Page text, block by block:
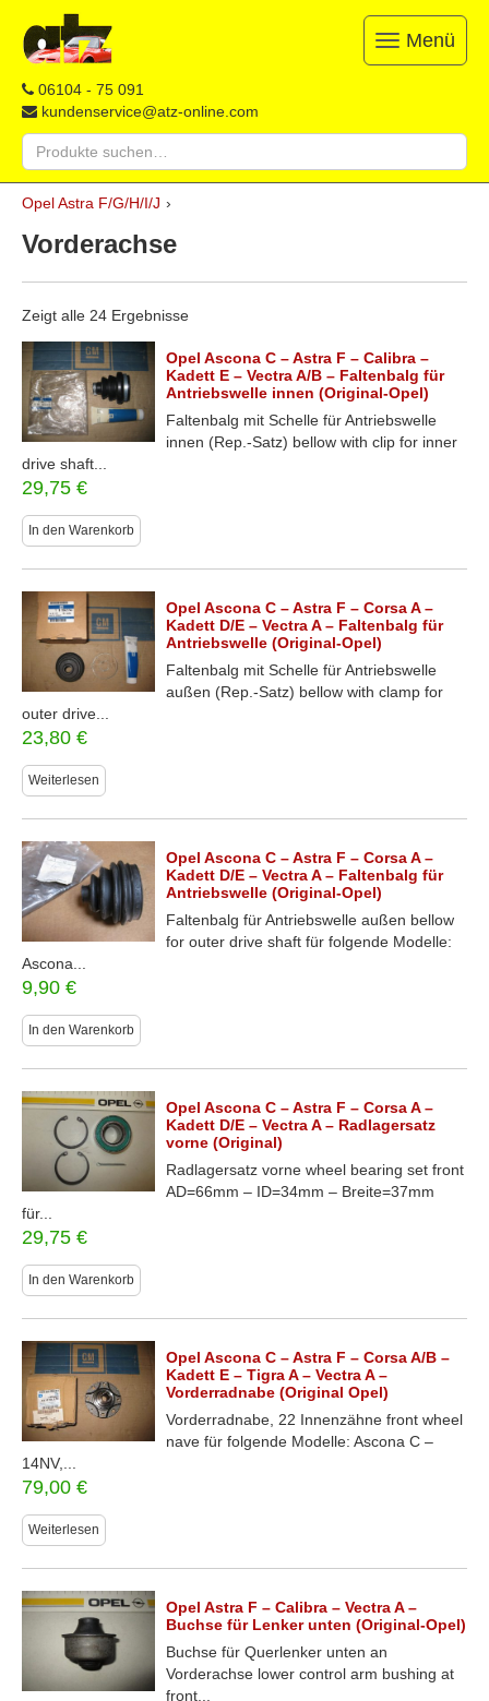
ATZ
Opel-
Ersatzteile
Restauration,
Reparatur
&
Ersatzteile
&
Onlineshop
06104 - 75 091
kundenservice@atz-online.com
Suche
nach:
Toggle
navigation
Menü
Skip
content
Opel Astra F/G/H/I/J ›
Vorderachse
Zeigt alle 24 Ergebnisse
Opel Ascona C – Astra F – Calibra –
Kadett E – Vectra A/B – Faltenbalg für
Antriebswelle innen (Original-Opel)
Faltenbalg mit Schelle für Antriebswelle
innen (Rep.-Satz) bellow with clip for inner
drive shaft...
29,75 €
In den Warenkorb
Opel Ascona C – Astra F – Corsa A –
Kadett D/E – Vectra A – Faltenbalg für
Antriebswelle (Original-Opel)
Faltenbalg mit Schelle für Antriebswelle
außen (Rep.-Satz) bellow with clamp for
outer drive...
23,80 €
Weiterlesen
Opel Ascona C – Astra F – Corsa A –
Kadett D/E – Vectra A – Faltenbalg für
Antriebswelle (Original-Opel)
Faltenbalg für Antriebswelle außen bellow
for outer drive shaft für folgende Modelle:
Ascona...
9,90 €
In den Warenkorb
Opel Ascona C – Astra F – Corsa A –
Kadett D/E – Vectra A – Radlagersatz
vorne (Original)
Radlagersatz vorne wheel bearing set front
AD=66mm – ID=34mm – Breite=37mm
für...
29,75 €
In den Warenkorb
Opel Ascona C – Astra F – Corsa A/B –
Kadett E – Tigra A – Vectra A –
Vorderradnabe (Original Opel)
Vorderradnabe, 22 Innenzähne front wheel
nave für folgende Modelle: Ascona C –
14NV,...
79,00 €
Weiterlesen
Opel Astra F – Calibra – Vectra A –
Buchse für Lenker unten (Original-Opel)
Buchse für Querlenker unten an
Vorderachse lower control arm bushing at
front...